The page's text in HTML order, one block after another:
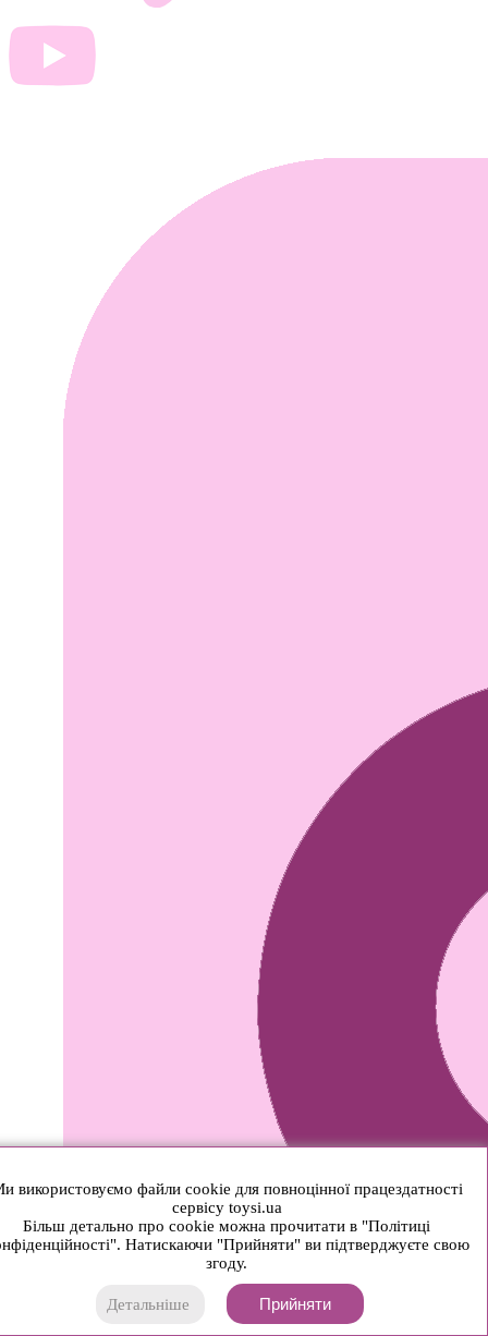
використовуємо файли cookie для повноцінної працездатності
сервісу toysi.ua
Більш детально про cookie можна прочитати в "Політиці
Натискаючи "Прийняти" ви підтверджуєте свою
згоду.
Детальніше Прийняти